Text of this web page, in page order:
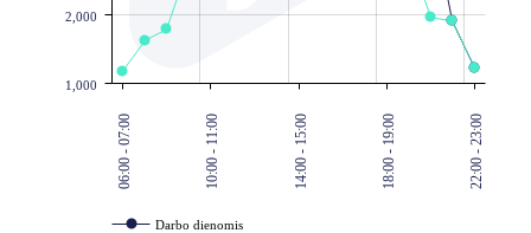
06:00 - 07:00 10:00 - 11:00 14:00 - 15:00 18:00 - 19:00 22:00 - 23:00
1,000
2,000
Darbo dienomis